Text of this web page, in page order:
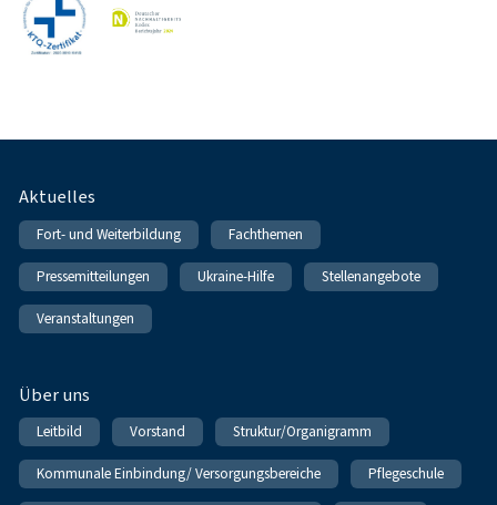
Fußnavigation
Aktuelles
Fort- und Weiterbildung Fachthemen
Pressemitteilungen Ukraine-Hilfe Stellenangebote
Veranstaltungen
Über uns
Leitbild Vorstand Struktur/Organigramm
Kommunale Einbindung/ Versorgungsbereiche Pflegeschule